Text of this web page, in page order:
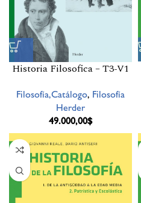
Historia Filosofica – T3-V1
Filosofía,Catálogo, Filosofía
Herder
49.000,00$